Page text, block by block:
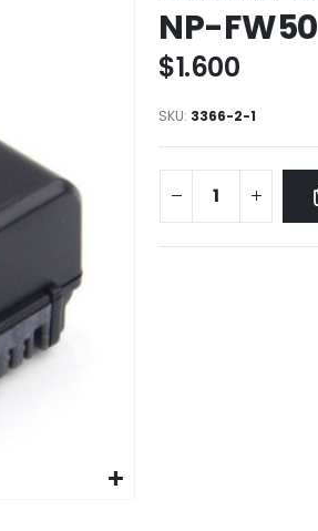
NP-FW50
$1.600
SKU: 3366-2-1